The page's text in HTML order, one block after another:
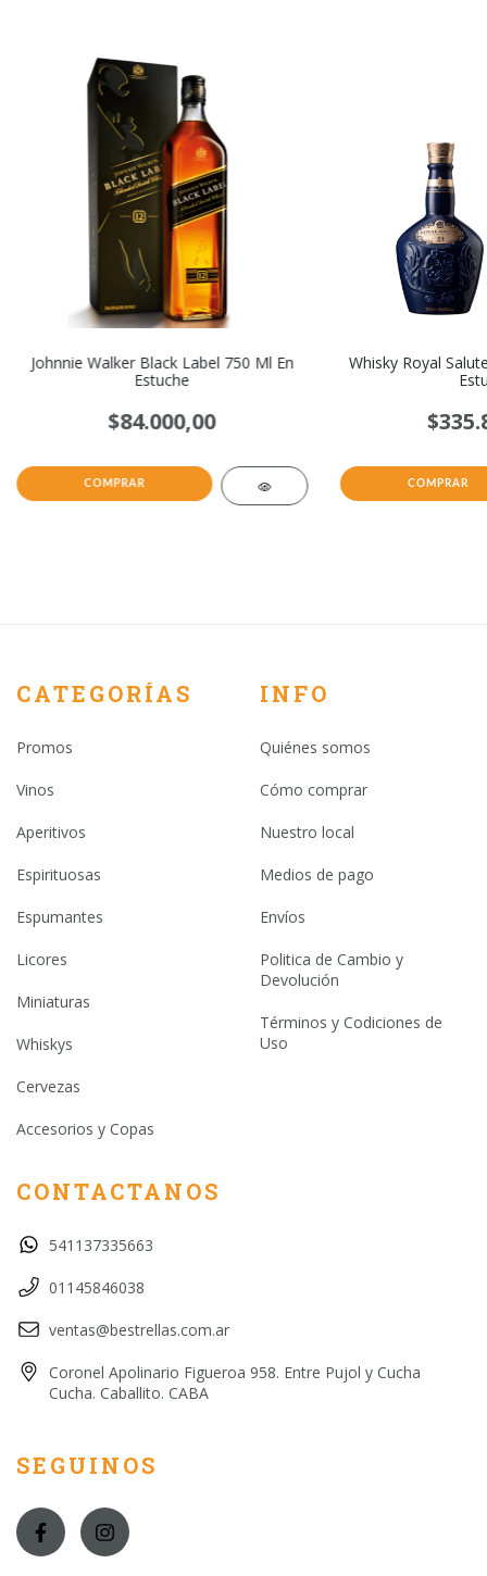
Johnnie Walker Black Label 750 Ml En
Estuche
$84.000,00
Whisky Royal
CATEGORÍAS
Promos
Vinos
Aperitivos
Espirituosas
Espumantes
Licores
Miniaturas
Whiskys
Cervezas
Accesorios y Copas
INFO
Quiénes somos
Cómo comprar
Nuestro local
Medios de pago
Envíos
Politica de Cambio y
Devolución
Términos y Codiciones de
Uso
CONTACTANOS
541137335663
01145846038
ventas@bestrellas.com.ar
Coronel Apolinario Figueroa 958. Entre Pujol y Cucha
Cucha. Caballito. CABA
SEGUINOS